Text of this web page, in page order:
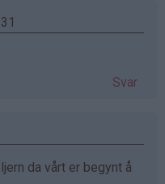
Svar
da vårt er begynt å